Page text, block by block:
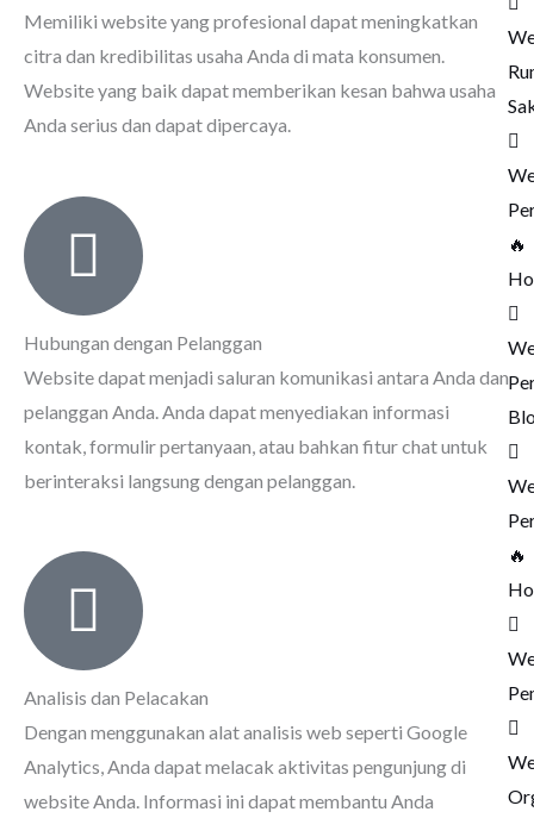
🔥
🔥
Memiliki website yang profesional dapat meningkatkan
citra dan kredibilitas usaha Anda di mata konsumen.
Website yang baik dapat memberikan kesan bahwa usaha
Anda serius dan dapat dipercaya.
Hubungan dengan Pelanggan
Website dapat menjadi saluran komunikasi antara Anda dan
pelanggan Anda. Anda dapat menyediakan informasi
kontak, formulir pertanyaan, atau bahkan fitur chat untuk
berinteraksi langsung dengan pelanggan.
Analisis dan Pelacakan
Dengan menggunakan alat analisis web seperti Google
Analytics, Anda dapat melacak aktivitas pengunjung di
website Anda. Informasi ini dapat membantu Anda